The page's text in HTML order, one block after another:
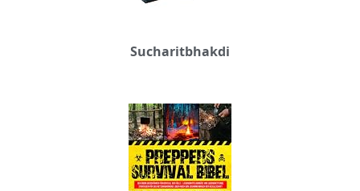
Sucharitbhakdi